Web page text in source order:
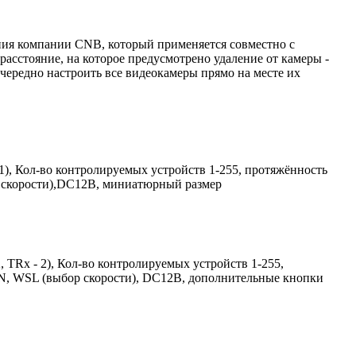
компании CNB, который применяется совместно с
на которое предусмотрено удаление от камеры -
настроить все видеокамеры прямо на месте их
Кол-во контролируемых устройств 1-255, протяжённость
миниатюрный размер
- 2), Кол-во контролируемых устройств 1-255,
WSL (выбор скорости), DC12В, дополнительные кнопки